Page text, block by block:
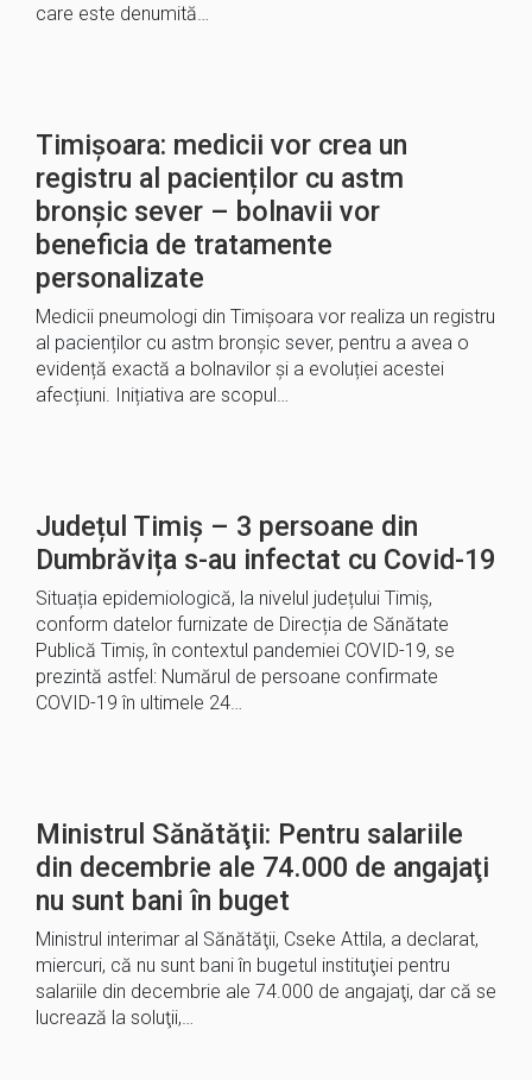
care este denumită…
Timișoara: medicii vor crea un
registru al pacienților cu astm
bronșic sever – bolnavii vor
beneficia de tratamente
personalizate
Medicii pneumologi din Timișoara vor realiza un registru
al pacienților cu astm bronșic sever, pentru a avea o
evidență exactă a bolnavilor și a evoluției acestei
afecțiuni. Inițiativa are scopul…
Județul Timiș – 3 persoane din
Dumbrăvița s-au infectat cu Covid-19
Situația epidemiologică, la nivelul județului Timiș,
conform datelor furnizate de Direcția de Sănătate
Publică Timiș, în contextul pandemiei COVID-19, se
prezintă astfel: Numărul de persoane confirmate
COVID-19 în ultimele 24…
Ministrul Sănătăţii: Pentru salariile
din decembrie ale 74.000 de angajaţi
nu sunt bani în buget
Ministrul interimar al Sănătăţii, Cseke Attila, a declarat,
miercuri, că nu sunt bani în bugetul instituţiei pentru
salariile din decembrie ale 74.000 de angajaţi, dar că se
lucrează la soluţii,…